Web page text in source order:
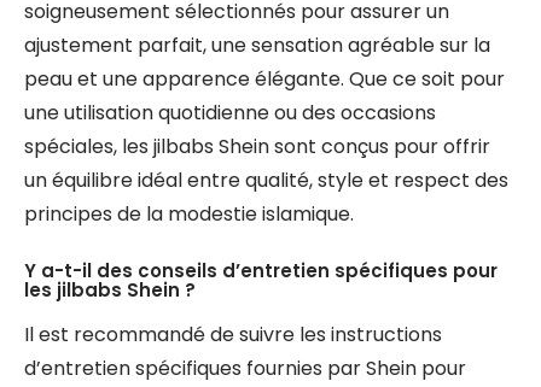
soigneusement sélectionnés pour assurer un
ajustement parfait, une sensation agréable sur la
peau et une apparence élégante. Que ce soit pour
une utilisation quotidienne ou des occasions
spéciales, les jilbabs Shein sont conçus pour offrir
un équilibre idéal entre qualité, style et respect des
principes de la modestie islamique.
Y a-t-il des conseils d’entretien spécifiques pour
les jilbabs Shein ?
Il est recommandé de suivre les instructions
d’entretien spécifiques fournies par Shein pour